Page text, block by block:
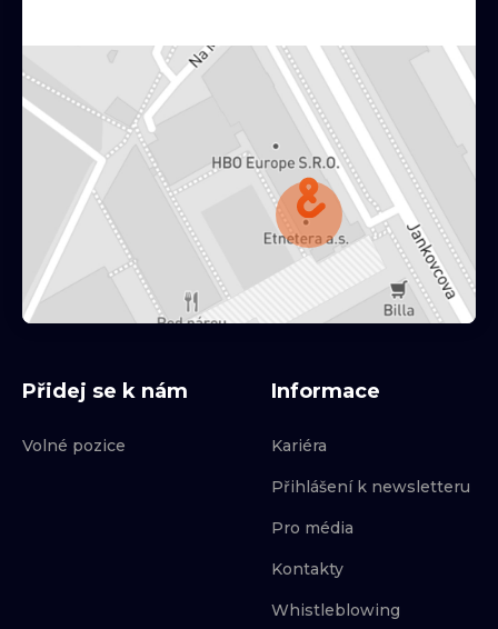
Přidej se k nám
Volné pozice
Informace
Kariéra
Přihlášení k newsletteru
Pro média
Kontakty
Whistleblowing